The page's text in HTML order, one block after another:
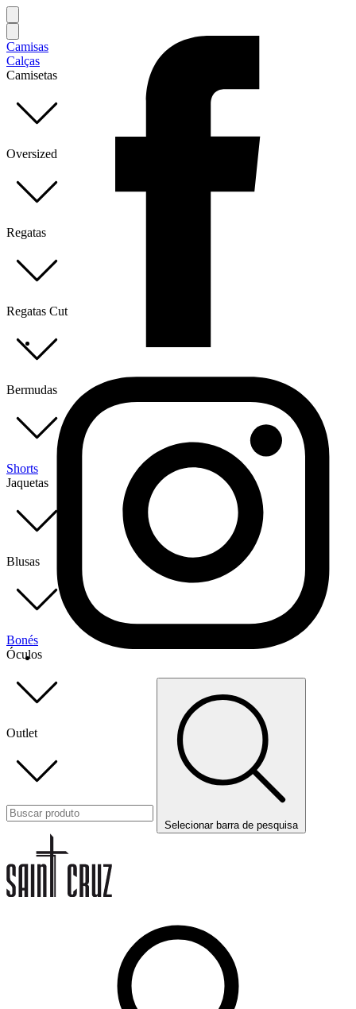
Camisas
Calças
Camisetas
Oversized
Regatas
Regatas Cut
Bermudas
Shorts
Jaquetas
Blusas
Bonés
Óculos
Outlet
Selecionar barra de pesquisa